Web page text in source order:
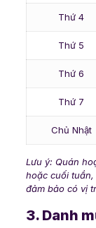
Thứ 4
Thứ 5
Thứ 6
Thứ 7
Chủ Nhật
Lưu ý: Quán
hoặc cuối
đảm bảo có vị
3. Danh